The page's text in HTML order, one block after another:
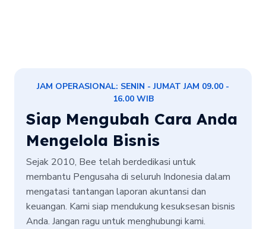
JAM OPERASIONAL: SENIN - JUMAT JAM 09.00 -
16.00 WIB
Siap Mengubah Cara Anda
Mengelola Bisnis
Sejak 2010, Bee telah berdedikasi untuk
membantu Pengusaha di seluruh Indonesia dalam
mengatasi tantangan laporan akuntansi dan
keuangan. Kami siap mendukung kesuksesan bisnis
Anda. Jangan ragu untuk menghubungi kami.